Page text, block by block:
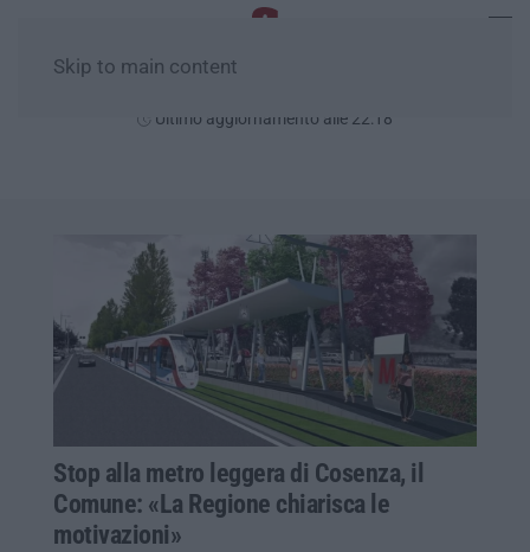
Skip to main content
Ultimo aggiornamento alle 22:18
Stop alla metro leggera di Cosenza, il
Comune: «La Regione chiarisca le
motivazioni»